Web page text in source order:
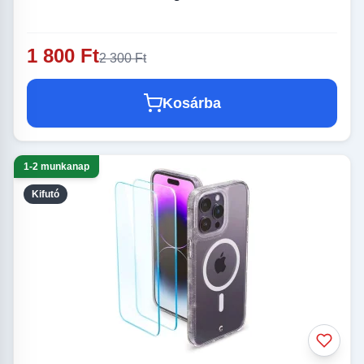
1 800 Ft2 300 Ft
Kosárba
Kifutó
1-2 munkanap